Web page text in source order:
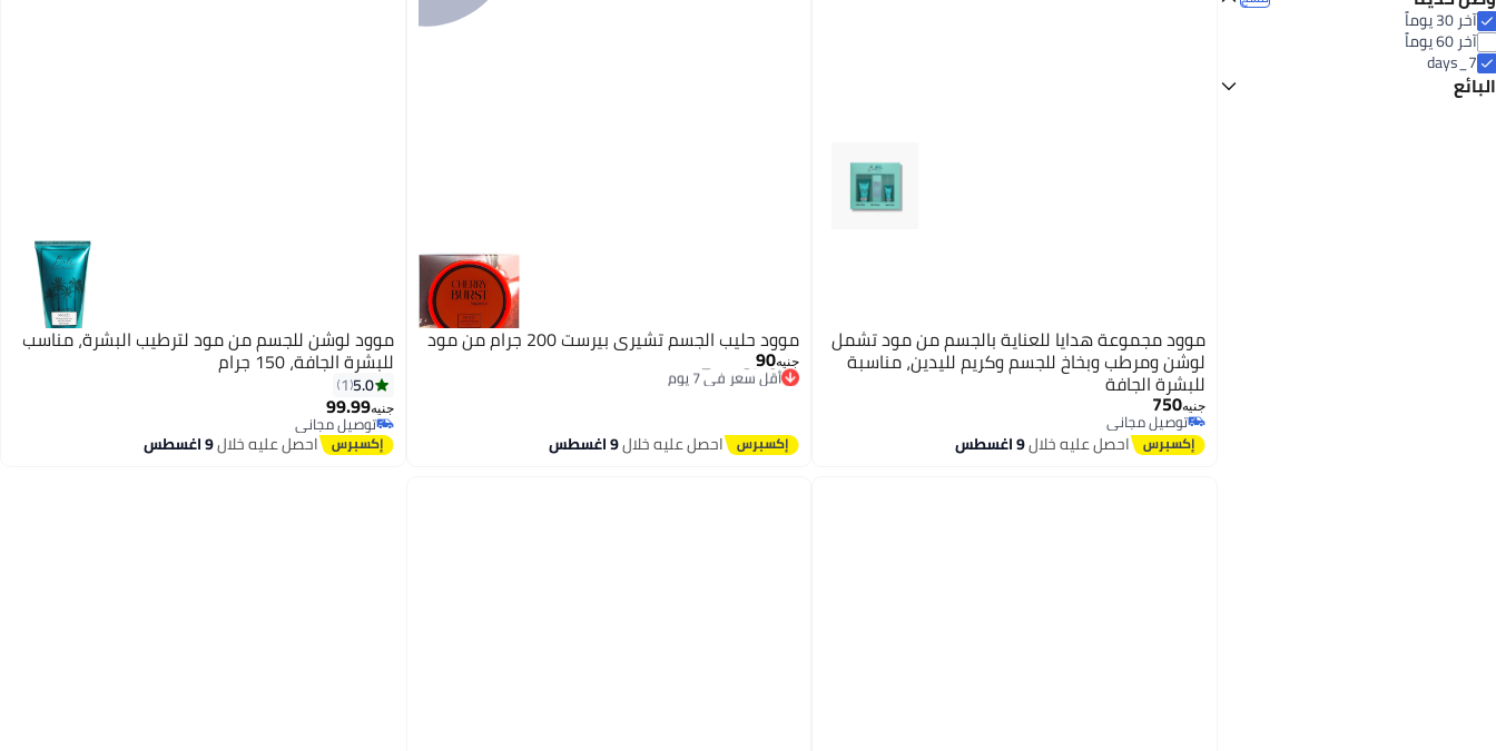
1.1
آخر 30 يوماً
آخر 60 يوماً
7_days
البائع
تكنو ابلينز للتصنيع و مستلزمات الانتاج
موود مجموعة هدايا للعناية بالجسم من مود تشمل
لوشن ومرطب وبخاخ للجسم وكريم لليدين، مناسبة
للبشرة الجافة
جنيه750
توصيل مجاني
توصيل مجانياحصل عليه خلال9 اغسطس
موود حليب الجسم تشيري بيرست 200 جرام من مود
جنيه90
أقل سعر في 7 يوم
توصيل مجاني
احصل عليه خلال9 اغسطس
موود لوشن للجسم من مود لترطيب البشرة، مناسب
للبشرة الجافة، 150 جرام
5.0
1
جنيه99.99
توصيل مجاني
توصيل مجانياحصل عليه خلال9 اغسطس